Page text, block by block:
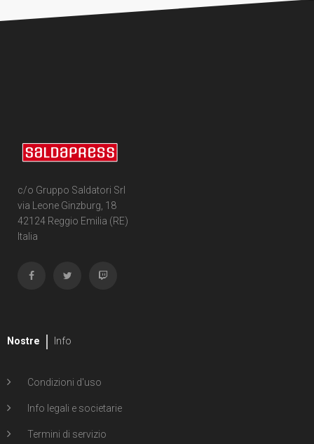
c/o Gruppo Saldatori Srl
via Leone Ginzburg, 18
42124 Reggio Emilia (RE)
Italia
Nostre Info
Condizioni d'uso
Info legali e societarie
Termini di servizio